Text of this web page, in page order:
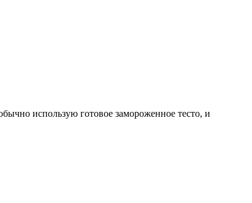
использую готовое замороженное тесто, и